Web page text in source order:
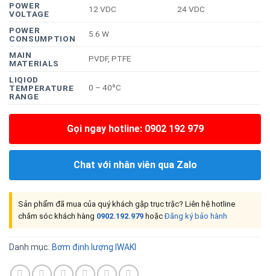
POWER
VOLTAGE
12 VDC 24 VDC
POWER
CONSUMPTION
5.6 W
MAIN
MATERIALS
PVDF, PTFE
LIQIOD
TEMPERATURE
RANGE
0 – 40ºC
Gọi ngay hotline: 0902 192 979
Chat với nhân viên qua Zalo
Sản phẩm đã mua của quý khách gặp trục trặc? Liên hệ hotline
chăm sóc khách hàng 0902.192.979 hoặcĐăng ký bảo hành
Danh mục: Bơm định lượng IWAKI